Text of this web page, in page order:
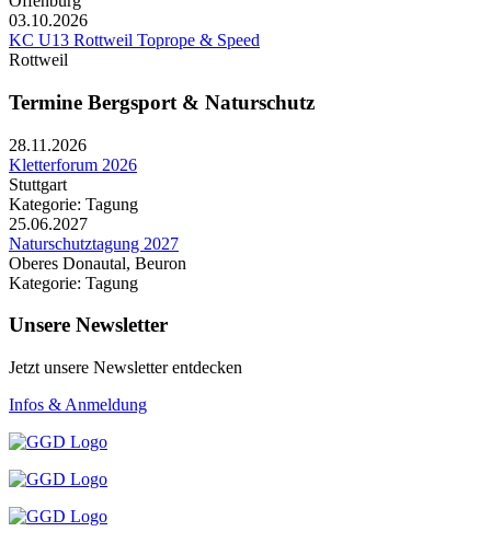
03.10.2026
KC U13 Rottweil Toprope & Speed
Rottweil
Termine Bergsport & Naturschutz
28.11.2026
Kletterforum 2026
Stuttgart
Kategorie: Tagung
25.06.2027
Naturschutztagung 2027
Oberes Donautal, Beuron
Kategorie: Tagung
Unsere Newsletter
Jetzt unsere Newsletter entdecken
Infos & Anmeldung